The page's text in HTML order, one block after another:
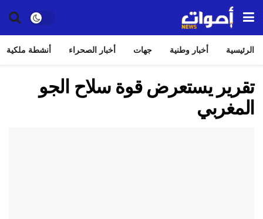
الرئيسية أخبار وطنية جهات أخبار الصحراء أنشطة ملكية
تقرير يستعرض قوة سلاح الجو
المغربي